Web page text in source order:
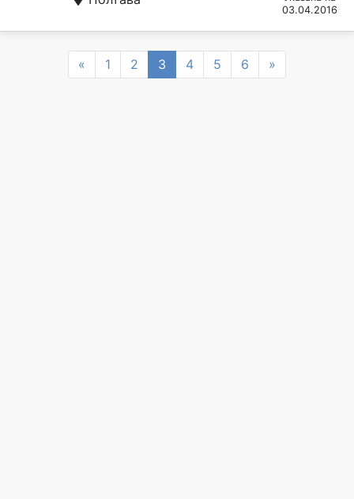
03.04.2016
« Previous
1 2 3 4 5 6 »